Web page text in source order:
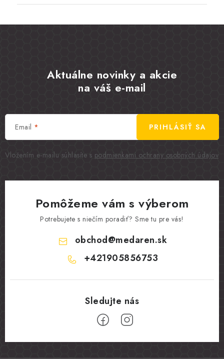
Aktuálne novinky a akcie
na váš e-mail
Email
Vložením e-mailu súhlasíte s podmienkami ochrany osobných údajov
PRIHLÁSIŤ SA
Pomôžeme vám s výberom
Potrebujete s niečím poradiť? Sme tu pre vás!
obchod@medaren.sk
+421905856753
Z